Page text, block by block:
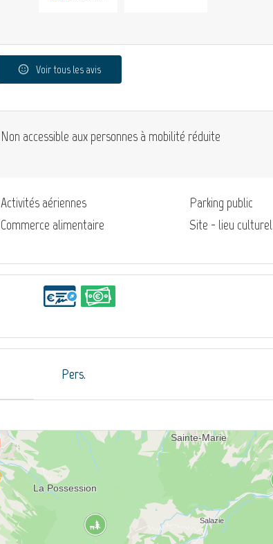
Voir tous les avis
Non accessible aux personnes à mobilité réduite
Activités aériennes
Commerce alimentaire
Parking public
Site - lieu culturel
Pers.